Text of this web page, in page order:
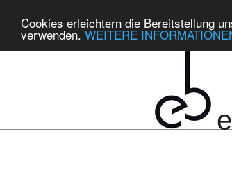
Cookies erleichtern die Bereitstellung
verwenden. WEITERE